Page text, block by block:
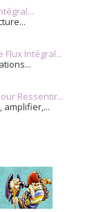
Flux Intégral...
Ressentir...
amplifier,...